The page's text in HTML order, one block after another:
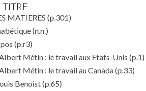
TITRE
MATIERES (p.301)
(n.n.)
(p.r3)
Métin : le travail aux Etats-Unis (p.1)
Métin : le travail au Canada(p.33)
Benoist(p.65)